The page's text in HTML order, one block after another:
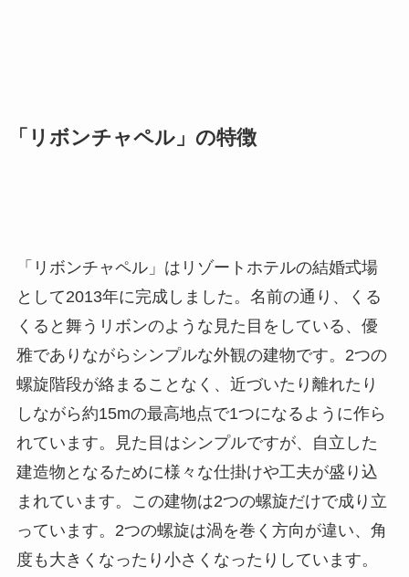
「リボンチャペル」の特徴
「リボンチャペル」はリゾートホテルの結婚式場
として2013年に完成しました。名前の通り、くる
くると舞うリボンのような見た目をしている、優
雅でありながらシンプルな外観の建物です。2つの
螺旋階段が絡まることなく、近づいたり離れたり
しながら約15mの最高地点で1つになるように作ら
れています。見た目はシンプルですが、自立した
建造物となるために様々な仕掛けや工夫が盛り込
まれています。この建物は2つの螺旋だけで成り立
っています。2つの螺旋は渦を巻く方向が違い、角
度も大きくなったり小さくなったりしています。